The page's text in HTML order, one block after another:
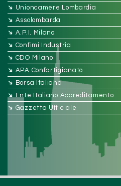
➔ Unioncamere Lombardia
➔ Assolombarda
➔ A.P.I. Milano
➔ Confimi Industria
➔ CDO Milano
➔ APA Confartigianato
➔ Borsa Italiana
➔ Ente Italiano Accreditamento
➔ Gazzetta Ufficiale